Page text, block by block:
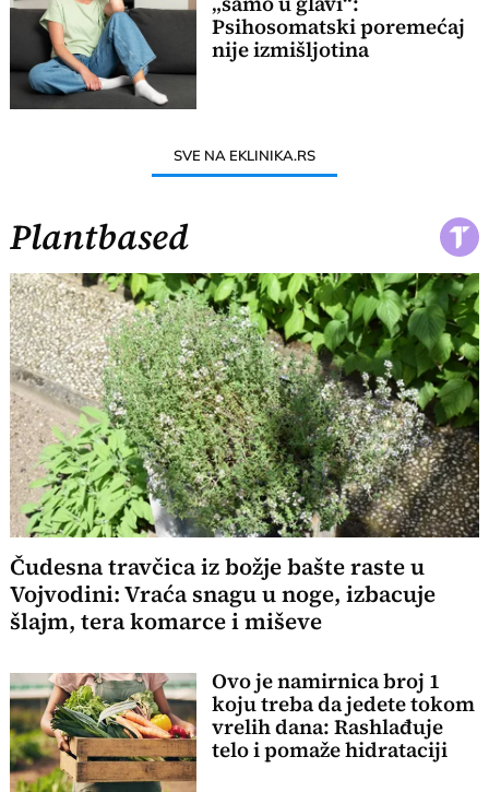
Psihosomatski poremećaj
nije izmišljotina
SVE NA EKLINIKA.RS
Plantbased
Čudesna travčica iz božje bašte raste u
Vojvodini: Vraća snagu u noge, izbacuje
šlajm, tera komarce i miševe
Ovo je namirnica broj 1
koju treba da jedete tokom
vrelih dana: Rashlađuje
telo i pomaže hidrataciji